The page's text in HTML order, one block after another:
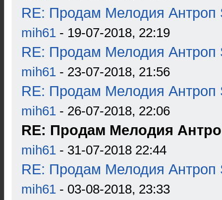
RE: Продам Мелодия Антроп
mih61 - 19-07-2018, 22:19
RE: Продам Мелодия Антроп
mih61 - 23-07-2018, 21:56
RE: Продам Мелодия Антроп
mih61 - 26-07-2018, 22:06
RE: Продам Мелодия
mih61 - 31-07-2018 22:44
RE: Продам Мелодия Антроп
mih61 - 03-08-2018, 23:33